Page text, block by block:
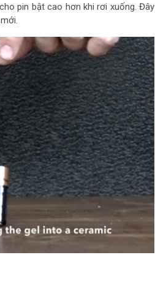
pin bật cao hơn khi rơi xuống. Đây